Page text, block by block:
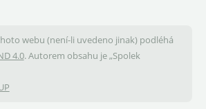
webu (není-li uvedeno jinak) podléhá
4.0. Autorem obsahu je „Spolek